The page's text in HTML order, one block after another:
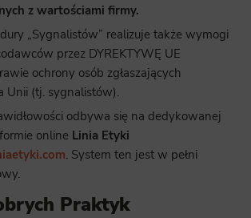
z wartościami firmy.
„Sygnalistów” realizuje także wymogi
przez DYREKTYWĘ UE
ochrony osób zgłaszających
Unii (tj. sygnalistów).
odbywa się na dedykowanej
online Linia Etyki
. System ten jest w pełni
Praktyk